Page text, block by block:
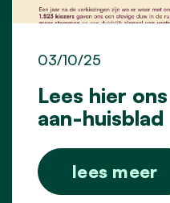
Lees hier
aan-huisblad
03/10/25
lees meer